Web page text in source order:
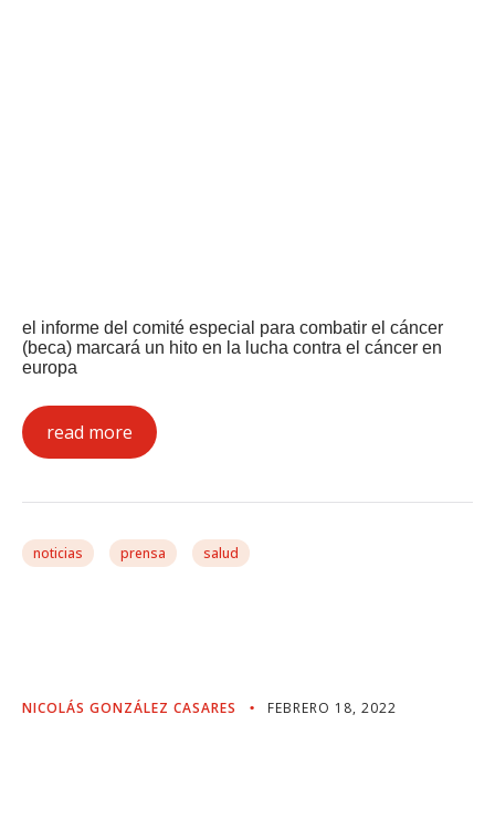
el informe del comité especial para combatir el cáncer
(beca) marcará un hito en la lucha contra el cáncer en
europa
read more
noticias prensa salud
NICOLÁS GONZÁLEZ CASARES FEBRERO 18, 2022